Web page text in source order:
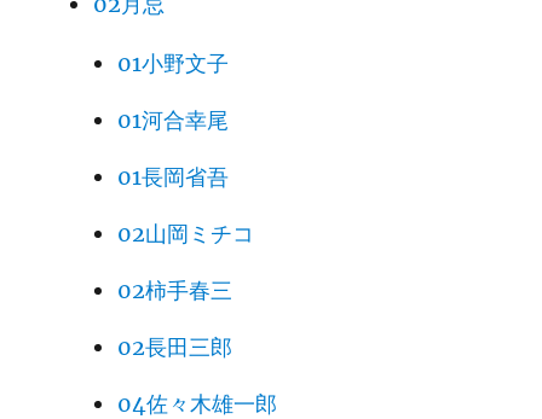
01小野文子
01河合幸尾
01長岡省吾
02山岡ミチコ
02柿手春三
02長田三郎
04佐々木雄一郎